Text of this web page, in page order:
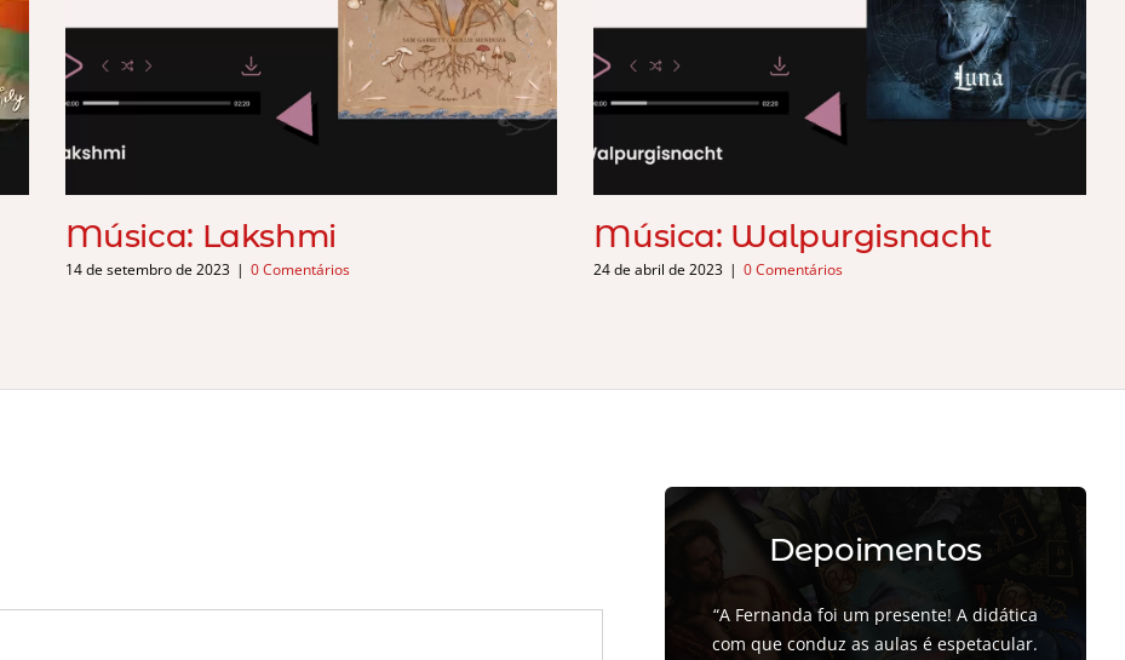
Música: Lakshmi
14 de setembro de 2023 | 0 Comentários
Música: Walpurgisnacht
24 de abril de 2023 | 0 Comentários
Depoimentos
“A Fernanda foi um presente! A didática
com que conduz as aulas é espetacular.